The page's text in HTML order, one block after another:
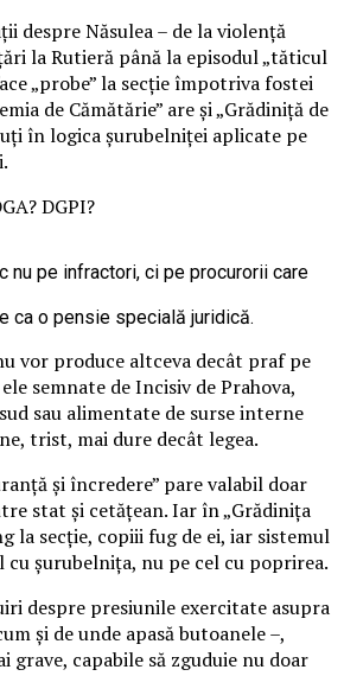
despre Năsulea – de la violență
la Rutieră până la episodul „tăticul
„probe” la secție împotriva fostei
de Cămătărie” are și „Grădiniță de
în logica șurubelniței aplicate pe
DGPI?
nu pe infractori, ci pe procurorii care
ca o pensie specială juridică.
vor produce altceva decât praf pe
semnate de Incisiv de Prahova,
sau alimentate de surse interne
trist, mai dure decât legea.
și încredere” pare valabil doar
stat și cetățean. Iar în „Grădinița
la secție, copiii fug de ei, iar sistemul
cu șurubelnița, nu pe cel cu poprirea.
despre presiunile exercitate asupra
și de unde apasă butoanele –,
grave, capabile să zguduie nu doar